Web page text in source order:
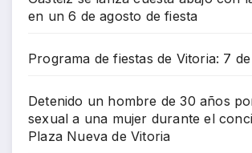
en un 6 de agosto de fiesta
Programa de fiestas de Vitoria: 7
Detenido un hombre de 30 años
sexual a una mujer durante el
Plaza Nueva de Vitoria